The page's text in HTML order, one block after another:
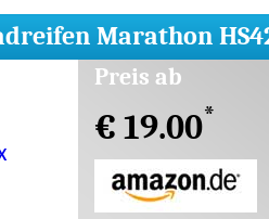
Marathon
Preis ab
€ 19.00*